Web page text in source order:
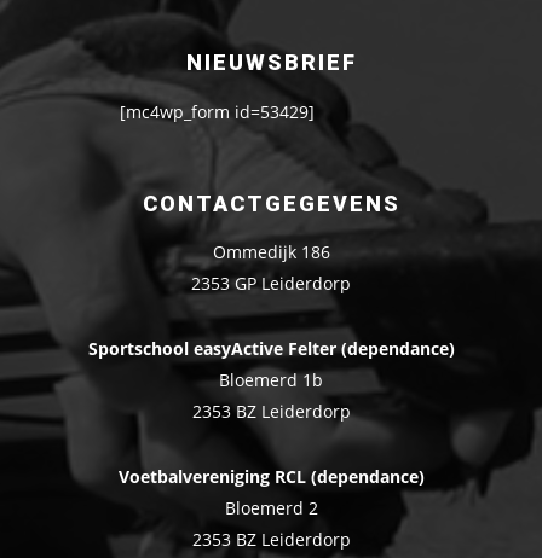
NIEUWSBRIEF
[mc4wp_form id=53429]
CONTACTGEGEVENS
Ommedijk 186
2353 GP Leiderdorp
Sportschool easyActive Felter (dependance)
Bloemerd 1b
2353 BZ Leiderdorp
Voetbalvereniging RCL (dependance)
Bloemerd 2
2353 BZ Leiderdorp